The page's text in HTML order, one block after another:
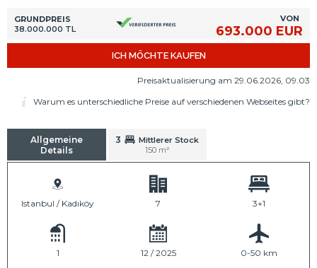
GRUNDPREIS
38.000.000 TL
VON
693.000 EUR
ICH MÖCHTE KAUFEN
Preisaktualisierung am 29.06.2026, 09.03
Warum es unterschiedliche Preise auf verschiedenen Webseites gibt?
Allgemeine
Details
3
Mittlerer Stock
150 m²
Istanbul / Kadıköy 7 3+1
1 12 / 2025 0-50 km